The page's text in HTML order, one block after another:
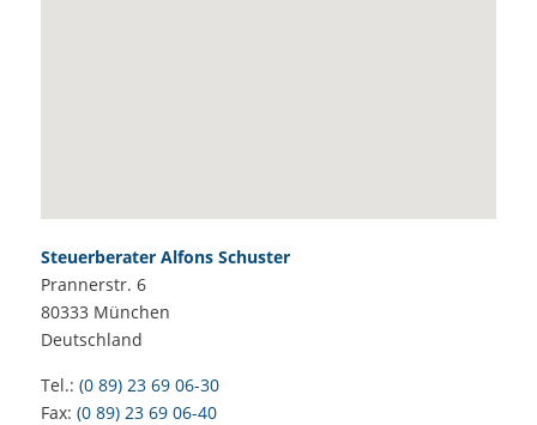
Steuerberater Alfons Schuster
Prannerstr. 6
80333 München
Deutschland
Tel.: (0 89) 23 69 06-30
Fax: (0 89) 23 69 06-40